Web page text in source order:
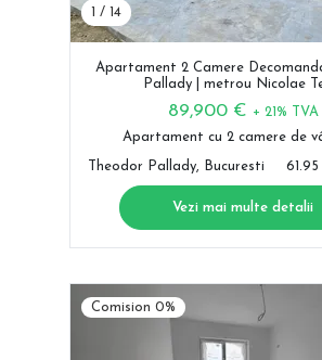
1 / 14
Apartament 2 Camere
Pallady | metrou Nicolae
89,900 € + 21% TVA
Apartament cu 2 camere de
Theodor Pallady, Bucuresti
Vezi mai multe detalii
Comision 0%